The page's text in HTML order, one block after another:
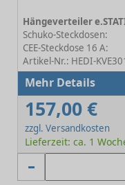
Schuko-Steckdosen:
CEE-Steckdose 16 A:
Artikel-Nr.: HEDI-
Mehr Details
157,00 €
zzgl. Versandkosten
Lieferzeit: ca. 1